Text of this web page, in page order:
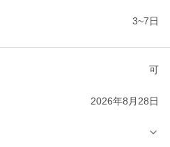
3~7日
可
2026年8月28日